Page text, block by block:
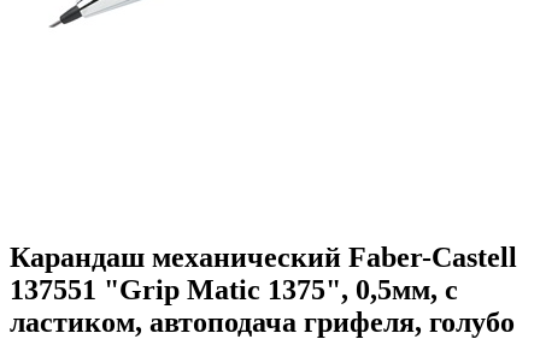
Карандаш механический Faber-Castell
137551 "Grip Matic 1375", 0,5мм, с
ластиком, автоподача грифеля, голубо